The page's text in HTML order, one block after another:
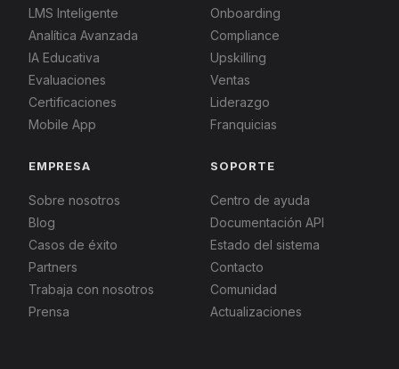
LMS Inteligente
Analítica Avanzada
IA Educativa
Evaluaciones
Certificaciones
Mobile App
Onboarding
Compliance
Upskilling
Ventas
Liderazgo
Franquicias
EMPRESA
Sobre nosotros
Blog
Casos de éxito
Partners
Trabaja con nosotros
Prensa
SOPORTE
Centro de ayuda
Documentación API
Estado del sistema
Contacto
Comunidad
Actualizaciones